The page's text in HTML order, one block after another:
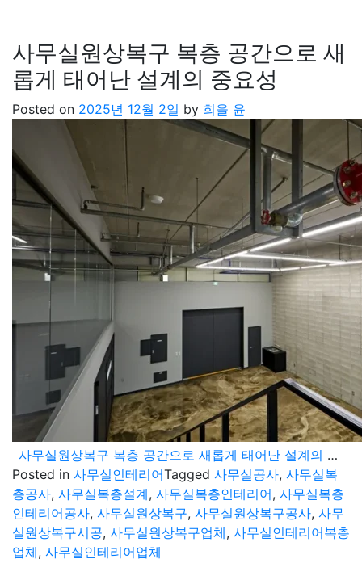
사무실원상복구 복층 공간으로 새
롭게 태어난 설계의 중요성
Posted on 2025년 12월 2일 by 희을 윤
사무실원상복구 복층 공간으로 새롭게 태어난 설계의 중요성
Posted in 사무실인테리어Tagged 사무실공사, 사무실복
층공사, 사무실복층설계, 사무실복층인테리어, 사무실복층
인테리어공사, 사무실원상복구, 사무실원상복구공사, 사무
실원상복구시공, 사무실원상복구업체, 사무실인테리어복층
업체, 사무실인테리어업체